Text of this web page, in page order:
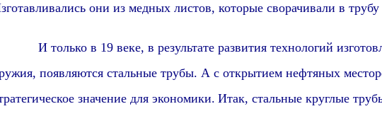
они из медных листов, которые сворачивали в
только в 19 веке, в результате развития технологий
появляются стальные трубы. А с открытием нефтяных
значение для экономики. Итак, стальные круглые